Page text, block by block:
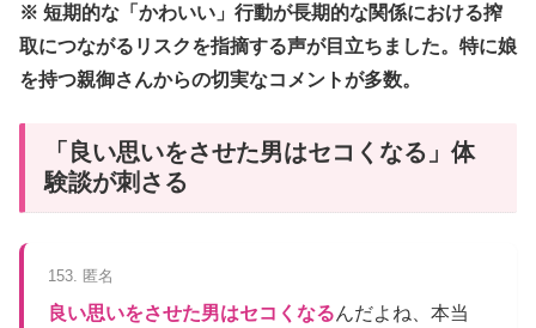
※ 短期的な「かわいい」行動が長期的な関係における搾
取につながるリスクを指摘する声が目立ちました。特に娘
を持つ親御さんからの切実なコメントが多数。
「良い思いをさせた男はセコくなる」体
験談が刺さる
153. 匿名
良い思いをさせた男はセコくなるんだよね、本当